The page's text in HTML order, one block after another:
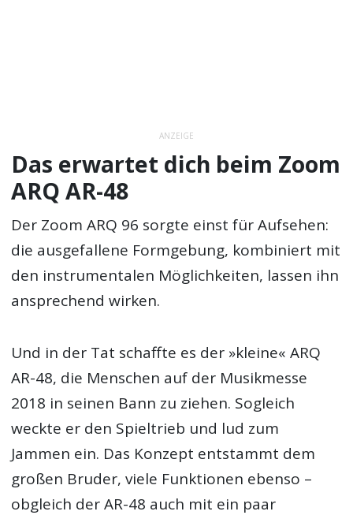
ANZEIGE
Das erwartet dich beim Zoom
ARQ AR-48
Der Zoom ARQ 96 sorgte einst für Aufsehen:
die ausgefallene Formgebung, kombiniert mit
den instrumentalen Möglichkeiten, lassen ihn
ansprechend wirken.
Und in der Tat schaffte es der »kleine« ARQ
AR-48, die Menschen auf der Musikmesse
2018 in seinen Bann zu ziehen. Sogleich
weckte er den Spieltrieb und lud zum
Jammen ein. Das Konzept entstammt dem
großen Bruder, viele Funktionen ebenso –
obgleich der AR-48 auch mit ein paar